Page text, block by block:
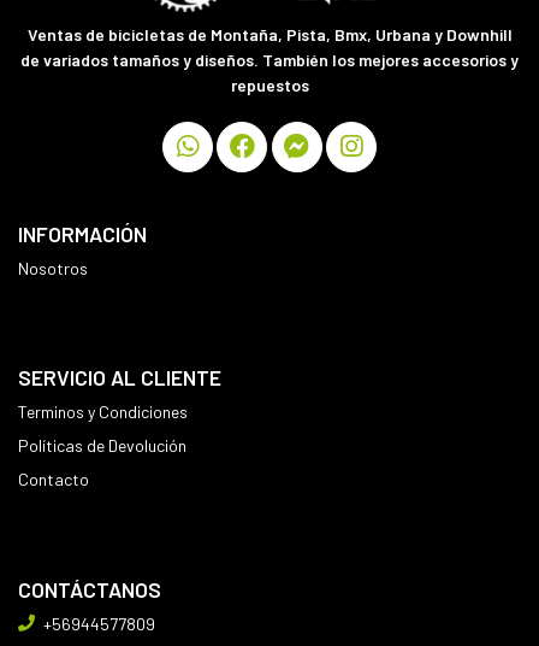
Ventas de bicicletas de Montaña, Pista, Bmx, Urbana y Downhill
de variados tamaños y diseños. También los mejores accesorios y
repuestos
INFORMACIÓN
Nosotros
SERVICIO AL CLIENTE
Terminos y Condiciones
Políticas de Devolución
Contacto
CONTÁCTANOS
+56944577809